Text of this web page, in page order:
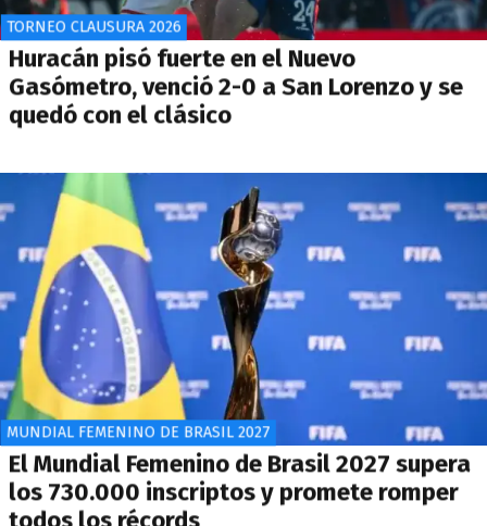
TORNEO CLAUSURA 2026
Huracán pisó fuerte en el Nuevo
Gasómetro, venció 2-0 a San Lorenzo y se
quedó con el clásico
MUNDIAL FEMENINO DE BRASIL 2027
El Mundial Femenino de Brasil 2027 supera
los 730.000 inscriptos y promete romper